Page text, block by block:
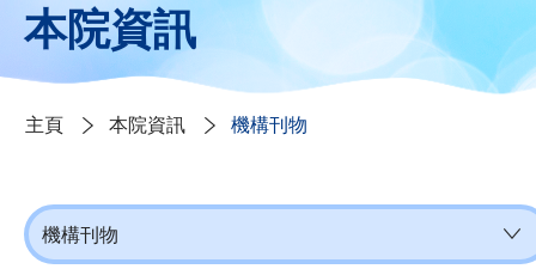
本院資訊
主頁 本院資訊 機構刊物
機構刊物